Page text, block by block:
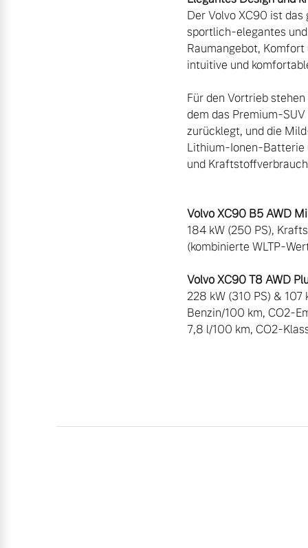
Der Volvo XC90 ist
sportlich-elegantes
Raumangebot,
intuitive und
Für den Vortrieb
dem das Premium-
zurücklegt, und die
Lithium-Ionen-Batterie
und
184 kW (250 PS),
(kombinierte WLTP-
228 kW (310 PS) &
Benzin/100 km, CO2-
7,8 l/100 km, CO2-